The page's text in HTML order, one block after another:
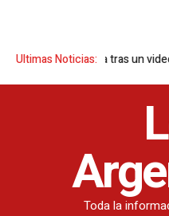
Ultimas Noticias:
pronuncia tras un video
Toda la